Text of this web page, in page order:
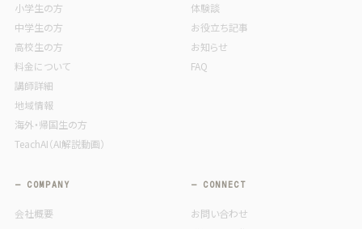
小学生の方
中学生の方
高校生の方
料金について
講師詳細
地域情報
海外・帰国生の方
TeachAI（AI解説動画）
体験談
お役立ち記事
お知らせ
FAQ
— COMPANY
会社概要
— CONNECT
お問い合わせ